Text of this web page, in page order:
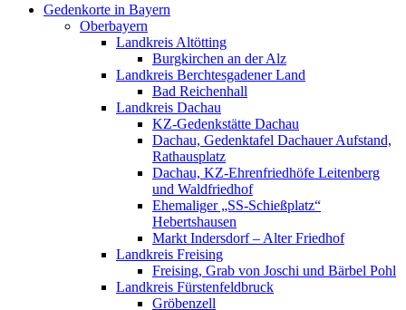
Gedenkorte in Bayern
Oberbayern
Landkreis Altötting
Burgkirchen an der Alz
Landkreis Berchtesgadener Land
Bad Reichenhall
Landkreis Dachau
KZ-Gedenkstätte Dachau
Dachau, Gedenktafel Dachauer Aufstand,
Rathausplatz
Dachau, KZ-Ehrenfriedhöfe Leitenberg
und Waldfriedhof
Ehemaliger „SS-Schießplatz“
Hebertshausen
Markt Indersdorf – Alter Friedhof
Landkreis Freising
Freising, Grab von Joschi und Bärbel Pohl
Landkreis Fürstenfeldbruck
Gröbenzell